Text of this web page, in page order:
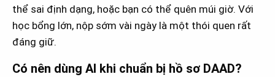
thể sai định dạng, hoặc bạn có thể quên múi giờ. Với
học bổng lớn, nộp sớm vài ngày là một thói quen rất
đáng giữ.
Có nên dùng AI khi chuẩn bị hồ sơ DAAD?